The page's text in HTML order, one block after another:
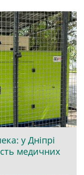
у Дніпрі
медичних